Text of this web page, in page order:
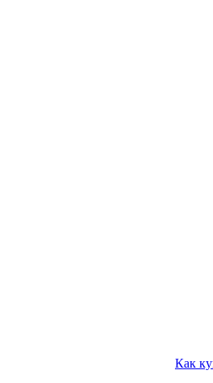
Как